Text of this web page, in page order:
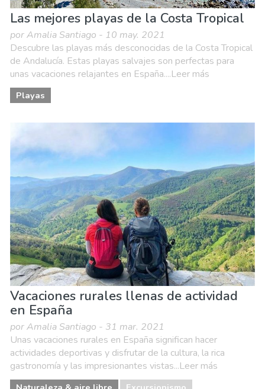
Las mejores playas de la Costa Tropical
por Amalia Santiago - 10 may. 2021
Descubre las playas más desconocidas de la Costa Tropical
de Andalucía. Estas playas salvajes son perfectas para
unas vacaciones relajantes en España....Leer más
Playas
Vacaciones rurales llenas de actividad
en España
por Amalia Santiago - 31 mar. 2021
Unas vacaciones rurales en España significan hacer
actividades deportivas y disfrutar de la cultura, la rica
gastronomía y las impresionantes vistas...Leer más